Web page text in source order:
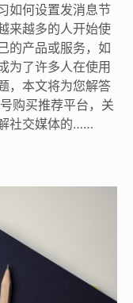
如何设置发消息节
来越多的人开始使
的产品或服务，如
为了许多人在使用
，本文将为您解答
购买推荐平台，关
社交媒体的……